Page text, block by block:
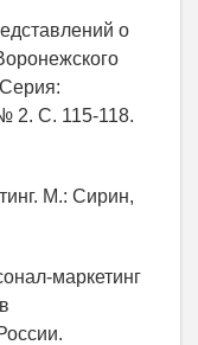
о
Серия:
2. С. 115-118.
М.: Сирин,
маркетинг